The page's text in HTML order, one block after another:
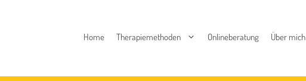
Home Therapiemethoden Onlineberatung Über mich